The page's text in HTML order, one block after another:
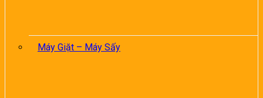
Máy Giặt – Máy Sấy